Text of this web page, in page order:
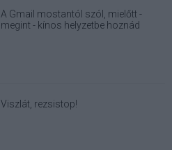
A Gmail mostantól szól, mielőtt -
megint - kínos helyzetbe hoznád
Viszlát, rezsistop!